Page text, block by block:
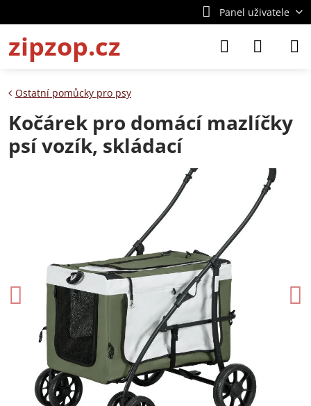
Panel uživatele
zipzop.cz
Ostatní pomůcky pro psy
Kočárek pro domácí mazlíčky
psí vozík, skládací